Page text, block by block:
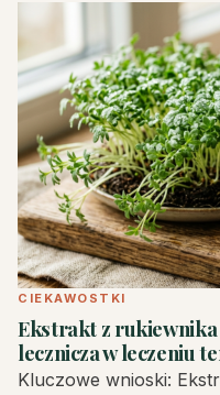
CIEKAWOSTKI
Ekstrakt z
lecznicza w leczeniu
Kluczowe wnioski: